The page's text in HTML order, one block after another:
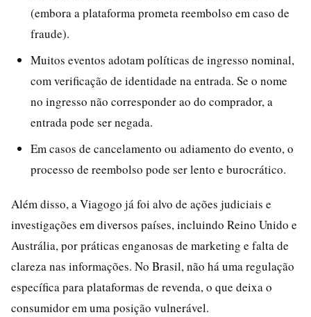
(embora a plataforma prometa reembolso em caso de
fraude).
Muitos eventos adotam políticas de ingresso nominal,
com verificação de identidade na entrada. Se o nome
no ingresso não corresponder ao do comprador, a
entrada pode ser negada.
Em casos de cancelamento ou adiamento do evento, o
processo de reembolso pode ser lento e burocrático.
Além disso, a Viagogo já foi alvo de ações judiciais e
investigações em diversos países, incluindo Reino Unido e
Austrália, por práticas enganosas de marketing e falta de
clareza nas informações. No Brasil, não há uma regulação
específica para plataformas de revenda, o que deixa o
consumidor em uma posição vulnerável.